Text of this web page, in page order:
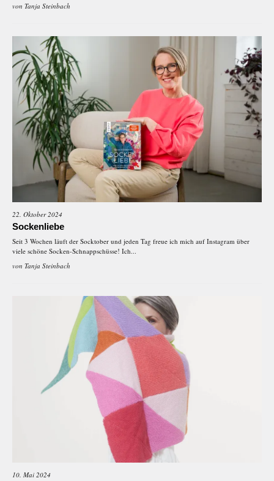
von Tanja Steinbach
22. Oktober 2024
Sockenliebe
Seit 3 Wochen läuft der Socktober und jeden Tag freue ich mich auf Instagram über
viele schöne Socken-Schnappschüsse! Ich...
von Tanja Steinbach
10. Mai 2024